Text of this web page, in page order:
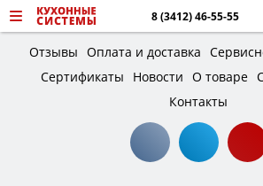
8 (3412) 46-55-55
Отзывы Оплата и доставка
Сертификаты
Новости О товаре
Контакты